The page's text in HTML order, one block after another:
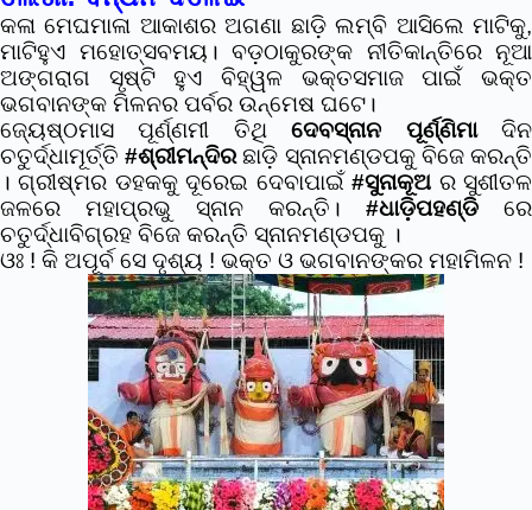
କଳା ମେଘମାଳା ଆକାଶର ଅଗଣା ଛାଡ଼ି ଲମ୍ବି ଆସିଲେ ମାଟିକୁ,
ମାଟିହୁଏ ମହୋତ୍ସବମୟ। ବଡ଼ଠାକୁରଙ୍କ ନୀତିକାନ୍ତିରେ ନୂଆ
ଅଙ୍ଗରାଗ ସୃଷ୍ଟି ହୁଏ ବିହ୍ୱଳ ଭକ୍ତସମାଜ ପାଇଁ ଭକ୍ତ
ଭଗବାନଙ୍କ ମିଳନର ପର୍ବର ଉନ୍ମେଷ ଘଟେ।
ଜ୍ୟେଷ୍ଠମାସ ପୂର୍ଣ୍ଣମୀ ତିଥିଦେବସ୍ନାନ ପୂର୍ଣ୍ଣିମାଦିନ
ଚତୁର୍ଦ୍ଧାମୂର୍ତ୍ତି#ଶ୍ରୀମନ୍ଦିରଛାଡ଼ି ସ୍ନାନମଣ୍ଡପକୁ ବିଜେ କରନ୍ତି
। ଗ୍ରୀଷ୍ମର ଡହକକୁ ଦୂରେଇ ଦେବାପାଇଁ#ସୁନାକୂଅ ର ସୁଶୀତଳ
ଜଳରେ ମହାପ୍ରଭୁ ସ୍ନାନ କରନ୍ତି। #ଧାଡ଼ିପହଣ୍ଡି ରେ
ଚତୁର୍ଦ୍ଧାବିଗ୍ରହ ବିଜେ କରନ୍ତି ସ୍ନାନମଣ୍ଡପକୁ ।
ଓଃ ! କି ଅପୂର୍ବ ସେ ଦୃଶ୍ୟ ! ଭକ୍ତ ଓ ଭଗବାନଙ୍କର ମହାମିଳନ !